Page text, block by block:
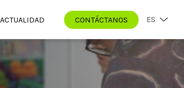
ACTUALIDAD CONTÁCTANOS ES